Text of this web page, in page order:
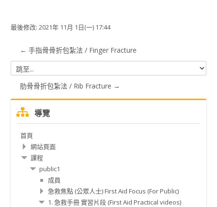
最後修改: 2021年 11月 1日(一) 17:44
← 手指骨骨折包紮法 / Finger Fracture
跳
至...肋骨骨折包紮法 / Rib Fracture →
過
導覽
首頁
網站頁面
課程
public1
成員
急救焦點 (公眾人士) First Aid Focus (For Public)
1. 急救手冊 實習片段 (First Aid Practical videos)